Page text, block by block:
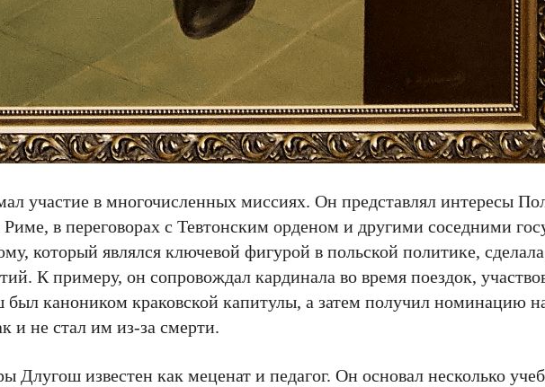
участие в многочисленных миссиях. Он представлял интересы
в переговорах с Тевтонским орденом и другими соседними
который являлся ключевой фигурой в польской политике,
К примеру, он сопровождал кардинала во время поездок,
был каноником краковской капитулы, а затем получил номинацию
и не стал им из-за смерти.
Длугош известен как меценат и педагог. Он основал несколько